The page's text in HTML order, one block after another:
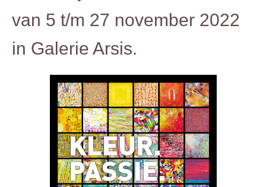
van 5 t/m 27 november 2022
in Galerie Arsis.